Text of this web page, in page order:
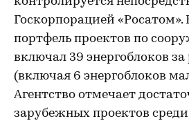
Госкорпорацией «Росатом».
портфель проектов по
включал 39 энергоблоков
(включая 6 энергоблоков
Агентство отмечает
зарубежных проектов среди